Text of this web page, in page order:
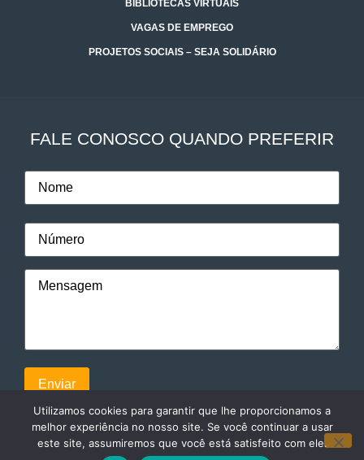
BIBLIOTECAS VIRTUAIS
VAGAS DE EMPREGO
PROJETOS SOCIAIS – SEJA SOLIDÁRIO
FALE CONOSCO QUANDO PREFERIR
Utilizamos cookies para garantir que lhe proporcionamos a
melhor experiência no nosso site. Se você continuar a usar
este site, assumiremos que você está satisfeito com ele.